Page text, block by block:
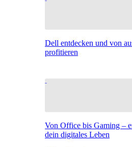
Dell entdecken und von
profitieren
Von Office bis Gaming –
dein digitales Leben